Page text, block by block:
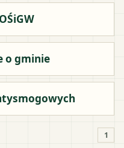
o gminie
1